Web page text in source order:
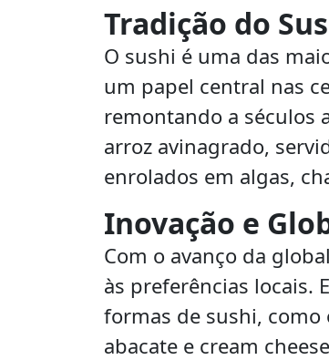
Tradição do
O sushi é uma das
um papel central nas
remontando a séculos
arroz avinagrado,
enrolados em algas,
Inovação e
Com o avanço da
às preferências locais.
formas de sushi,
abacate e cream